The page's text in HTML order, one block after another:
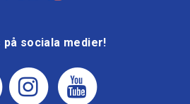
på sociala medier!